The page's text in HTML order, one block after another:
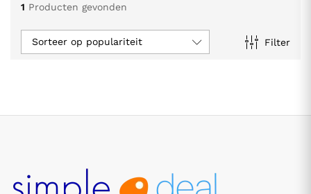
1 Producten gevonden
Filter
Sorteer op populariteit